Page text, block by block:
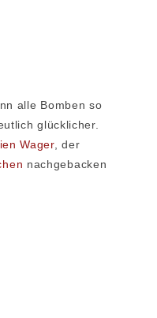
alle Bomben so
glücklicher.
Wager, der
nachgebacken